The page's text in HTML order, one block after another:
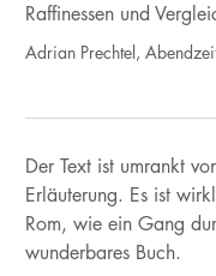
Raffinessen und
Adrian Prechtel,
Der Text ist umrankt
Erläuterung. Es ist
Rom, wie ein Gang
wunderbares Buch.